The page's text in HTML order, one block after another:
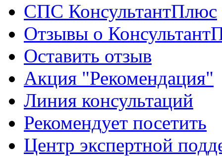
СПС КонсультантПлюс
Отзывы о
Оставить отзыв
Акция "Рекомендация"
Линия консультаций
Рекомендует посетить
Центр экспертной